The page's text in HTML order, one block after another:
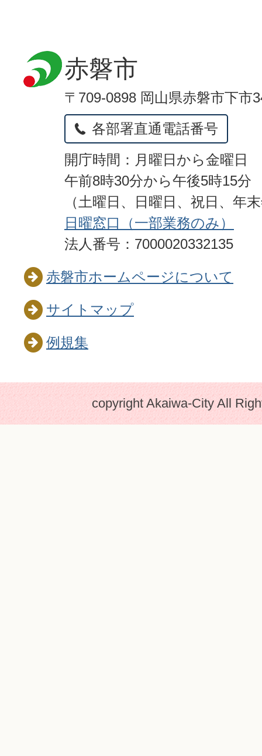
赤磐市
〒709-0898 岡山県赤磐市下市
各部署直通電話番号
開庁時間：月曜日から金曜日
午前8時30分から午後5時15分
（土曜日、日曜日、祝日、年
日曜窓口（一部業務のみ）
法人番号：7000020332135
赤磐市ホームページについて
サイトマップ
例規集
copyright Akaiwa-City All